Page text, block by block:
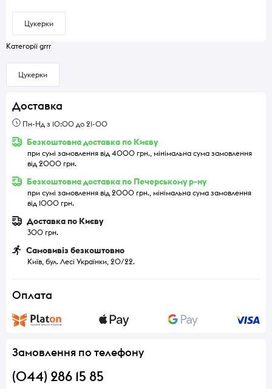
Цукерки
Категорії grrr
Цукерки
Доставка
Пн-Нд з 10:00 до 21-00
Безкоштовна доставка по Києву
при сумі замовлення від 4000 грн., мінімальна сума замовлення
від 2000 грн.
Безкоштовна доставка по Печерському р-ну
при сумі замовлення від 2000 грн., мінімальна сума замовлення
від 1000 грн.
Доставка по Києву
300 грн.
Самовивіз безкоштовно
Київ, бул. Лесі Українки, 20/22.
Оплата
Замовлення по телефону
(044) 286 15 85